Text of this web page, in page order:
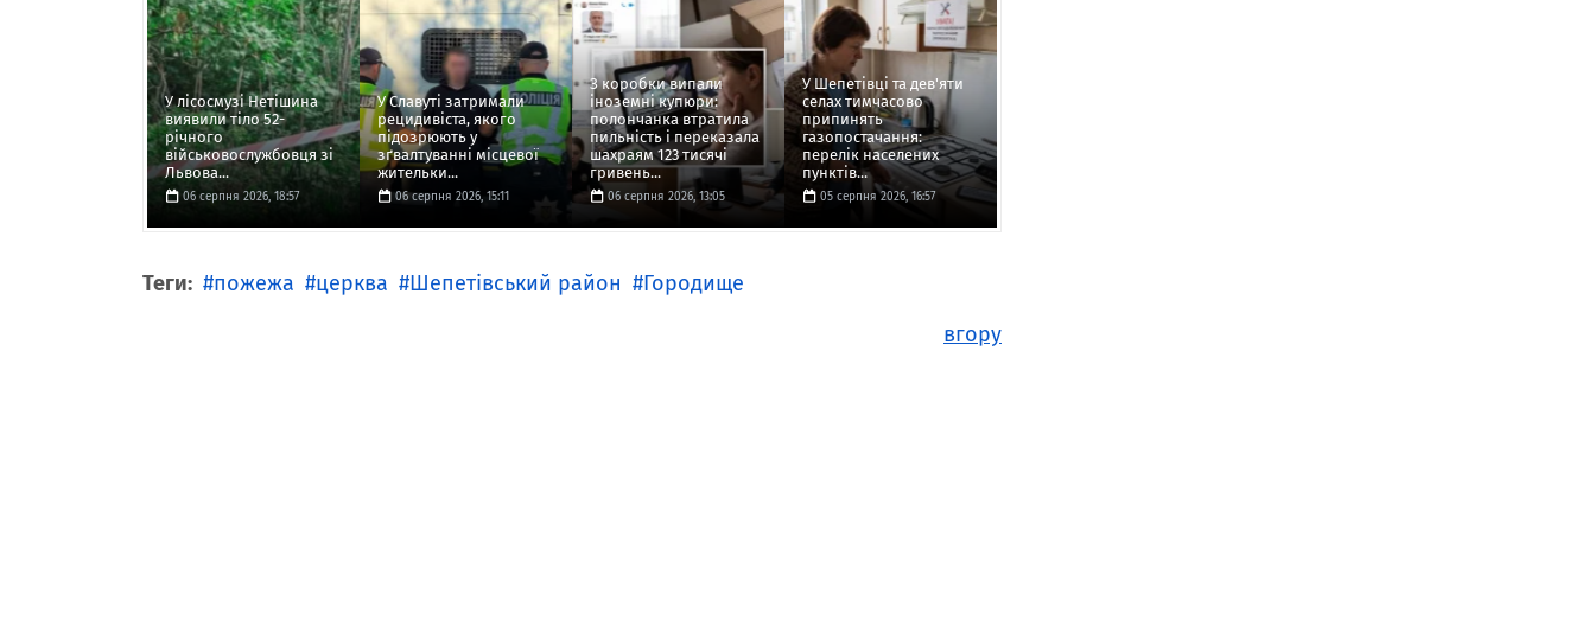
У лісосмузі Нетішина
виявили тіло 52-
річного
військовослужбовця зі
Львова...
06 серпня 2026, 18:57
У Славуті затримали
рецидивіста, якого
підозрюють у
зґвалтуванні місцевої
жительки...
06 серпня 2026, 15:11
З коробки випали
іноземні купюри:
полончанка втратила
пильність і переказала
шахраям 123 тисячі
гривень...
06 серпня 2026, 13:05
У Шепетівці та дев'яти
селах тимчасово
припинять
газопостачання:
перелік населених
пунктів...
05 серпня 2026, 16:57
Теги: пожежа церква Шепетівський район
Городище
вгору